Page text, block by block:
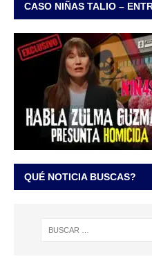
CASO NIÑAS TALIO –
QUÉ NOTICIA BUSCAS?